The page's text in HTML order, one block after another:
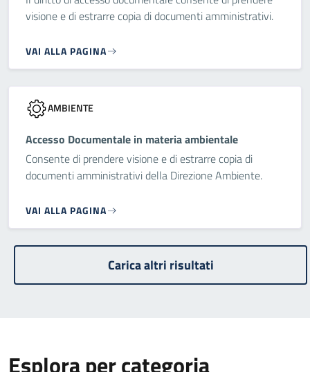
visione e di estrarre copia di documenti amministrativi.
VAI ALLA PAGINA
AMBIENTE
Accesso Documentale in materia ambientale
Consente di prendere visione e di estrarre copia di
documenti amministrativi della Direzione Ambiente.
VAI ALLA PAGINA
Paginazione Carica altri risultati
Esplora per categoria